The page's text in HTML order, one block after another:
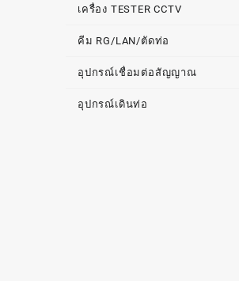
เครื่อง TESTER CCTV
คีม RG/LAN/ตัดท่อ
อุปกรณ์เชื่อมต่อสัญญาณ
อุปกรณ์เดินท่อ